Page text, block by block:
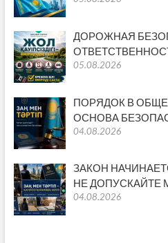
ДОРОЖНАЯ
05.08.2026
ПОРЯДОК В
ОСНОВА
04.08.2026
ЗАКОН
НЕ ДОПУСКАЙТЕ
04.08.2026